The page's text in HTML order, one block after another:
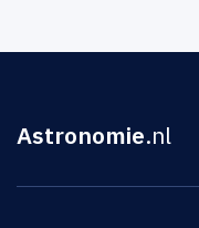
Astronomie.nl